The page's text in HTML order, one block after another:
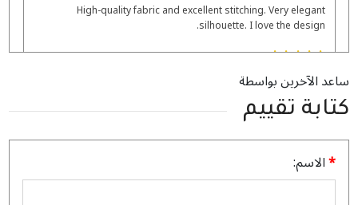
ساعد الآخرين بواسطة
كتابة تقييم
الاسم:
High-quality fabric and excellent stitching. Very elegant
silhouette. I love the design.
Amnah
2025/11/23
Very soft fabric and beautiful finishing. The pastel brown shade
gives such a warm, graceful look.